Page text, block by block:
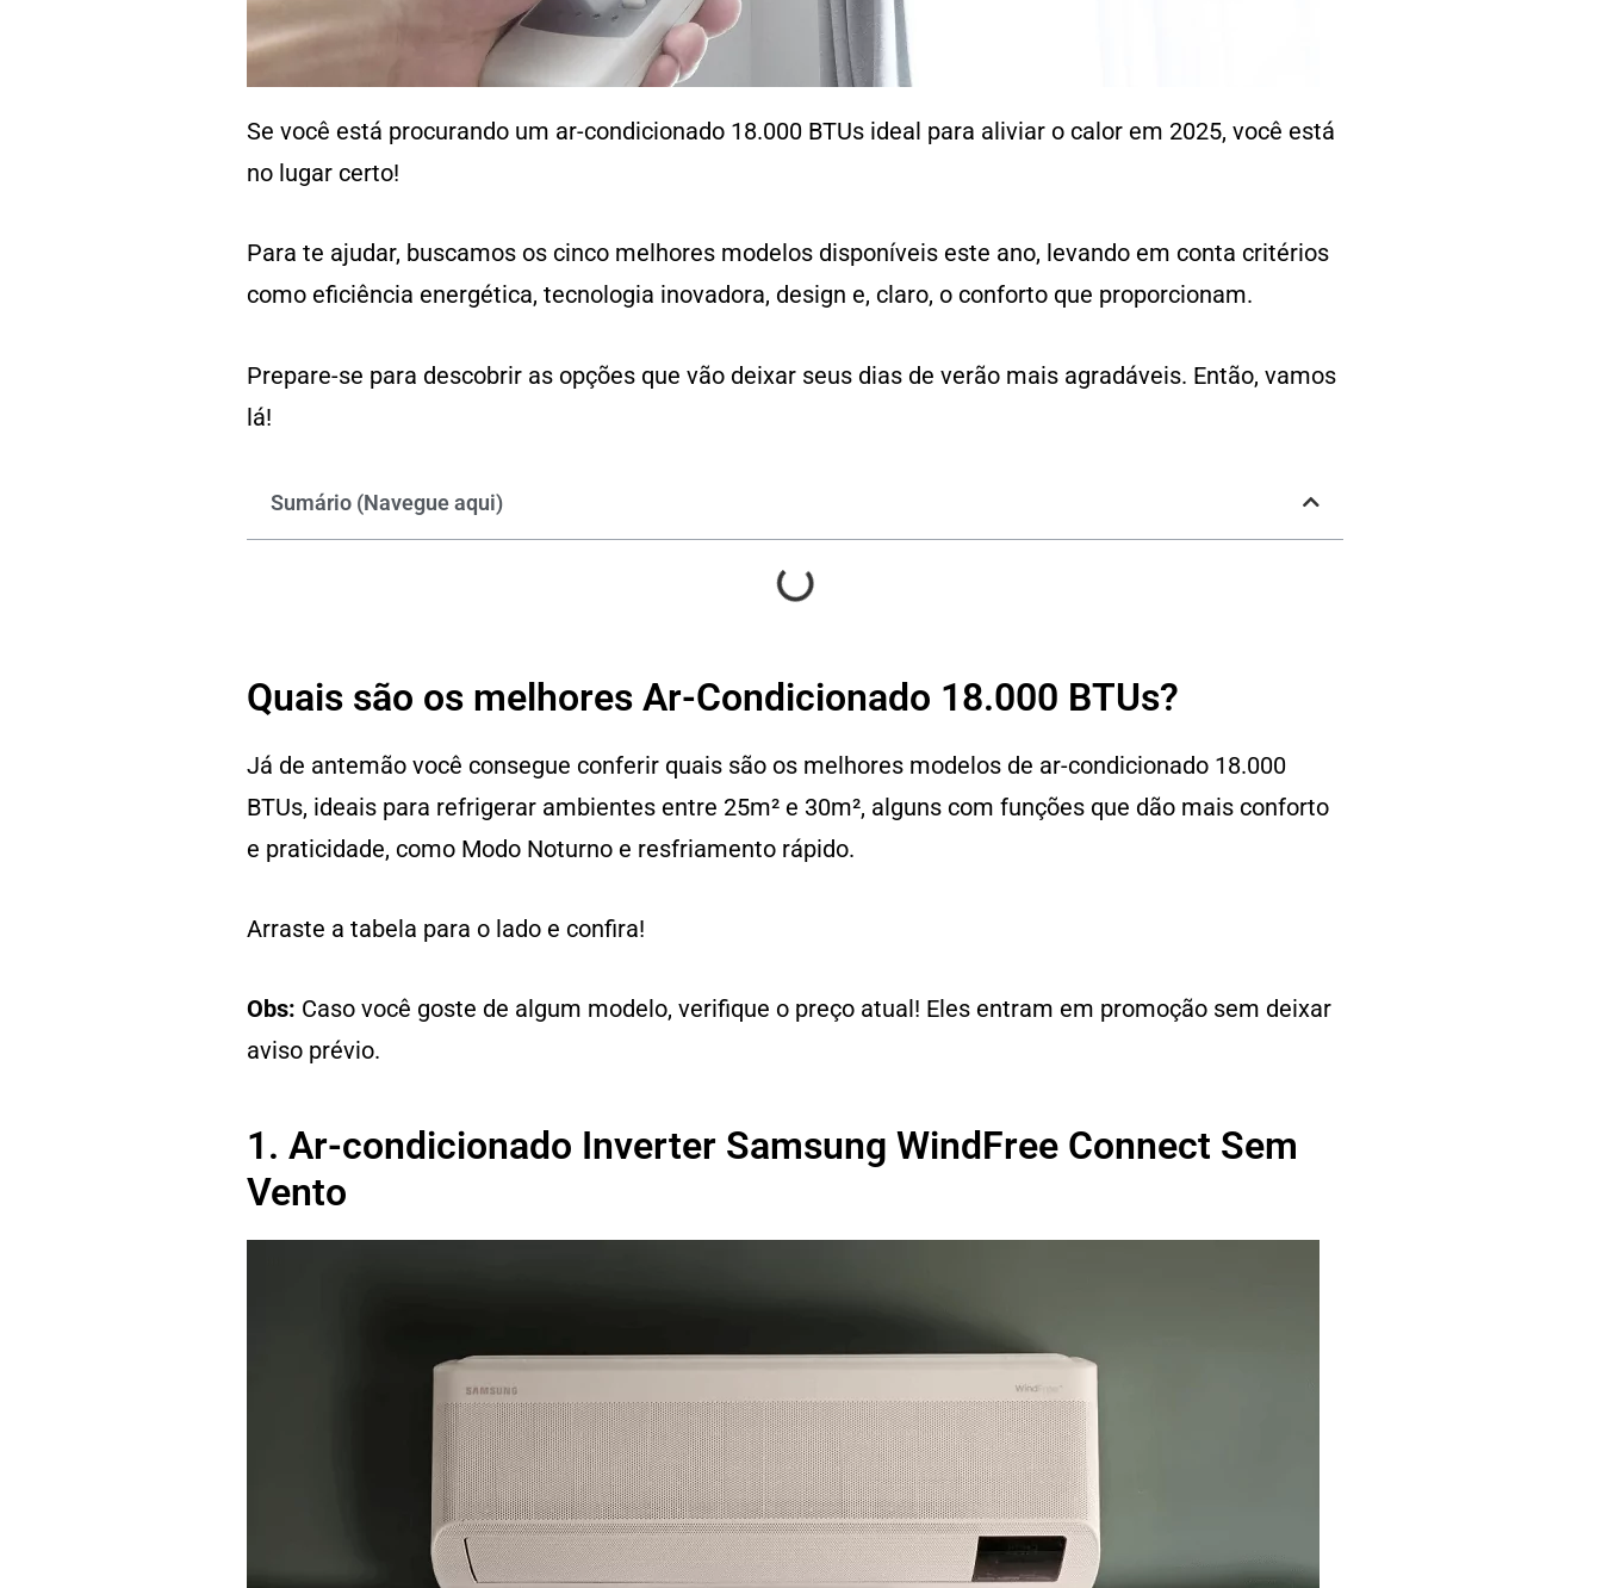
Se você está procurando um ar-condicionado 18.000 BTUs ideal para aliviar o calor em 2025, você está
no lugar certo!
Para te ajudar, buscamos os cinco melhores modelos disponíveis este ano, levando em conta critérios
como eficiência energética, tecnologia inovadora, design e, claro, o conforto que proporcionam.
Prepare-se para descobrir as opções que vão deixar seus dias de verão mais agradáveis. Então, vamos
lá!
Sumário (Navegue aqui)
Quais são os melhores Ar-Condicionado 18.000 BTUs?
Já de antemão você consegue conferir quais são os melhores modelos de ar-condicionado 18.000
BTUs, ideais para refrigerar ambientes entre 25m² e 30m², alguns com funções que dão mais conforto
e praticidade, como Modo Noturno e resfriamento rápido.
Arraste a tabela para o lado e confira!
Obs: Caso você goste de algum modelo, verifique o preço atual! Eles entram em promoção sem deixar
aviso prévio.
1. Ar-condicionado Inverter Samsung WindFree Connect Sem
Vento